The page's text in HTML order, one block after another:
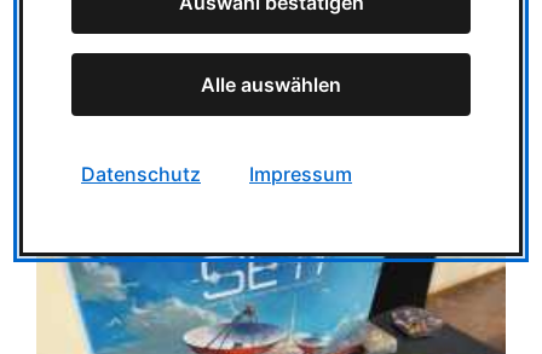
Alle auswählen
Datenschutz Impressum